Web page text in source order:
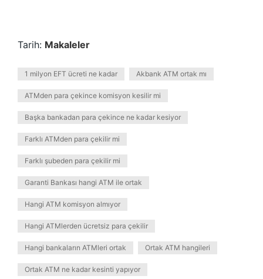
Tarih: Makaleler
1 milyon EFT ücreti ne kadar Akbank ATM ortak mı
ATMden para çekince komisyon kesilir mi
Başka bankadan para çekince ne kadar kesiyor
Farklı ATMden para çekilir mi
Farklı şubeden para çekilir mi
Garanti Bankası hangi ATM ile ortak
Hangi ATM komisyon almıyor
Hangi ATMlerden ücretsiz para çekilir
Hangi bankaların ATMleri ortak Ortak ATM hangileri
Ortak ATM ne kadar kesinti yapıyor